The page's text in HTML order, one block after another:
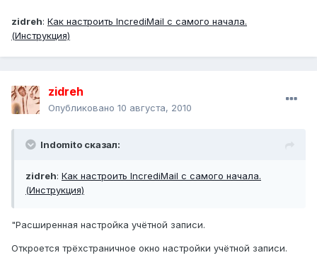
zidreh: Как настроить IncrediMail с самого начала.
(Инструкция)
zidreh
Опубликовано 10 августа, 2010
Indomito сказал:
zidreh: Как настроить IncrediMail с самого начала.
(Инструкция)
"Расширенная настройка учётной записи.
Откроется трёхстраничное окно настройки учётной записи.